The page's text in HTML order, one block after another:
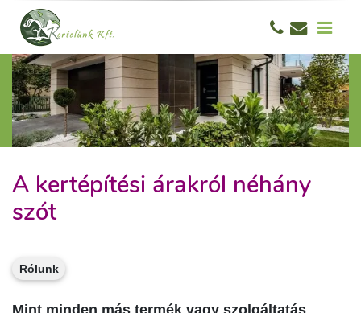
A kertépítési árakról néhány
szót
Rólunk